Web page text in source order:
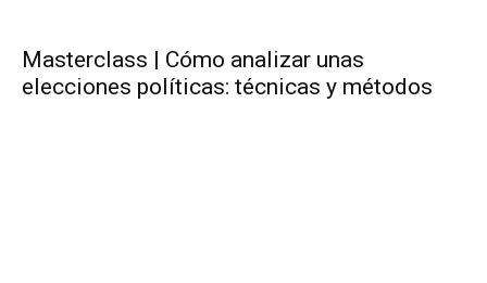
Masterclass | Cómo analizar unas
elecciones políticas: técnicas y métodos